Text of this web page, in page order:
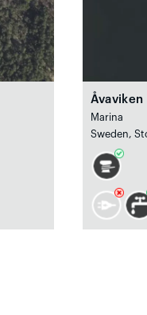
Åvaviken
Marina
Sweden,